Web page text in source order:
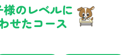
様のレベルに
せたコース